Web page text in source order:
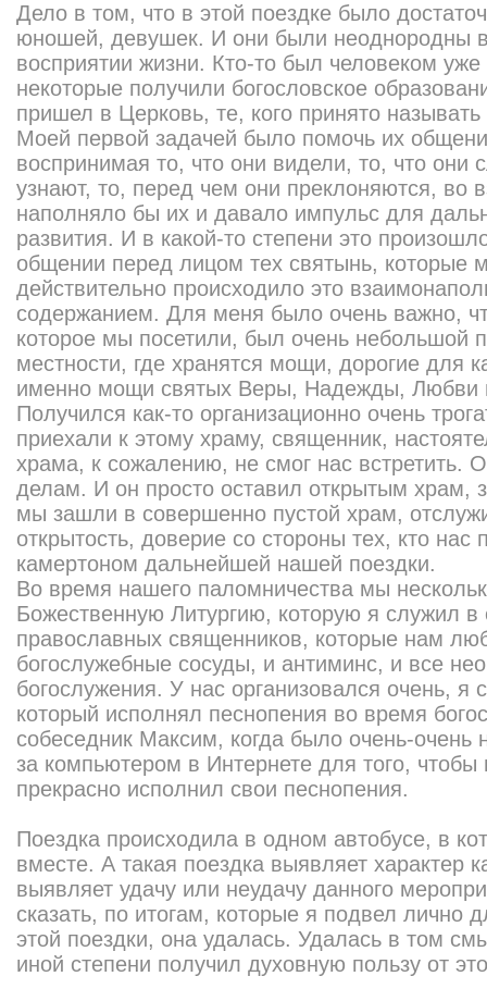
Дело в том, что в этой поездке было
юношей, девушек. И они были неоднородны
восприятии жизни. Кто-то был человеком
некоторые получили богословское
пришел в Церковь, те, кого принято
Моей первой задачей было помочь их
воспринимая то, что они видели, то, что они
узнают, то, перед чем они преклоняются, во
наполняло бы их и давало импульс для
развития. И в какой-то степени это
общении перед лицом тех святынь, которые
действительно происходило это
содержанием. Для меня было очень важно,
которое мы посетили, был очень небольшой
местности, где хранятся мощи, дорогие для
именно мощи святых Веры, Надежды, Любви
Получился как-то организационно очень
приехали к этому храму, священник,
храма, к сожалению, не смог нас встретить.
делам. И он просто оставил открытым храм,
мы зашли в совершенно пустой храм,
открытость, доверие со стороны тех, кто
камертоном дальнейшей нашей поездки.
Во время нашего паломничества мы
Божественную Литургию, которую я служил
православных священников, которые нам
богослужебные сосуды, и антиминс, и все
богослужения. У нас организовался очень, я
который исполнял песнопения во время
собеседник Максим, когда было очень-очень
за компьютером в Интернете для того, чтобы
прекрасно исполнил свои песнопения.
Поездка происходила в одном автобусе, в
вместе. А такая поездка выявляет характер
выявляет удачу или неудачу данного
сказать, по итогам, которые я подвел лично
этой поездки, она удалась. Удалась в том
иной степени получил духовную пользу от